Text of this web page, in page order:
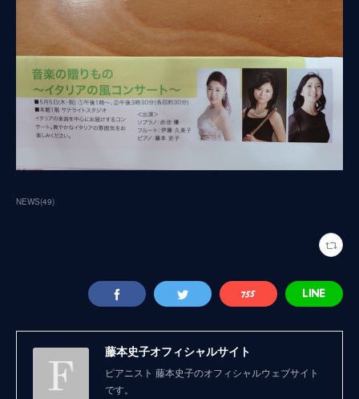
NEWS(49)
藤本史子オフィシャルサイト
ピアニスト 藤本史子のオフィシャルウェブサイト
です。